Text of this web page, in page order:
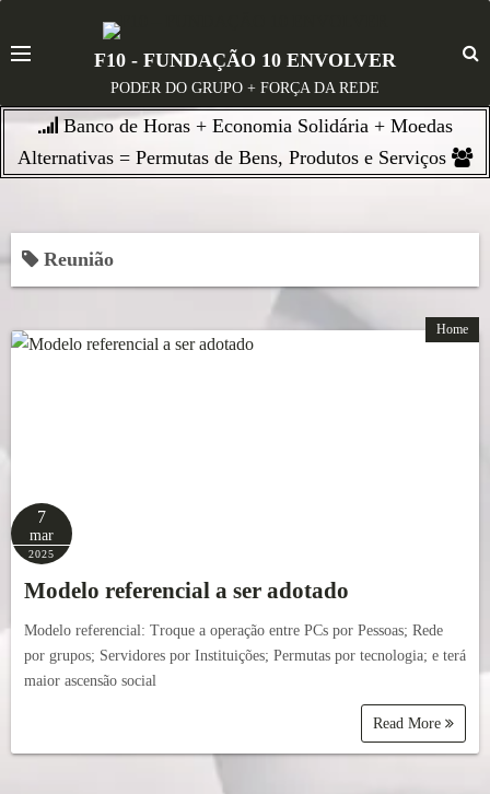
t
c
t
F10 - FUNDAÇÃO 10 ENVOLVER
PODER DO GRUPO + FORÇA DA REDE
Banco de Horas + Economia Solidária + Moedas
Alternativas = Permutas de Bens, Produtos e Serviços
Reunião
Home
7
mar
2025
Modelo referencial a ser adotado
Modelo referencial: Troque a operação entre PCs por Pessoas; Rede
por grupos; Servidores por Instituições; Permutas por tecnologia; e terá
maior ascensão social
Read More